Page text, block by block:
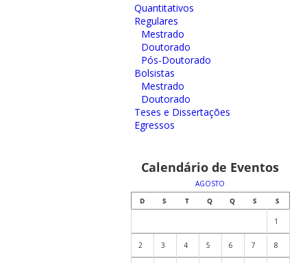
Quantitativos
Regulares
Mestrado
Doutorado
Pós-Doutorado
Bolsistas
Mestrado
Doutorado
Teses e Dissertações
Egressos
Calendário de Eventos
AGOSTO
D
S T Q Q S S
1
2 3 4 5 6 7 8